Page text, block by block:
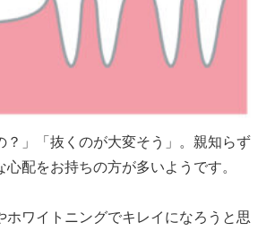
？」「抜くのが大変そう」。親知らず
配をお持ちの方が多いようです。
ホワイトニングでキレイになろうと思